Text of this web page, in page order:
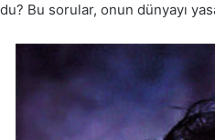
Bu sorular, onun dünyayı